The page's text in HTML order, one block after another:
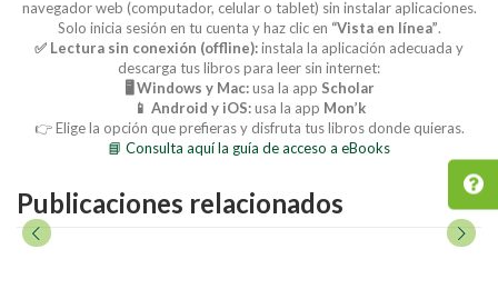
navegador web (computador, celular o tablet) sin instalar aplicaciones.
Solo inicia sesión en tu cuenta y haz clic en “Vista en línea”.
✅ Lectura sin conexión (offline):instala la aplicación adecuada y
descarga tus libros para leer sin internet:
🖥️ Windows y Mac:usa la app Scholar
📱 Android y iOS:usa la app Mon’k
👉 Elige la opción que prefieras y disfruta tus libros donde quieras.
📘 Consulta aquí la guía de acceso a eBooks
Publicaciones relacionados